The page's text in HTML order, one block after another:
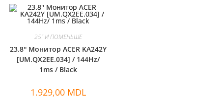
25" И ПОМЕНЬШЕ
23.8'' Монитор ACER KA242Y
[UM.QX2EE.034] / 144Hz/
1ms / Black
1.929,00 MDL